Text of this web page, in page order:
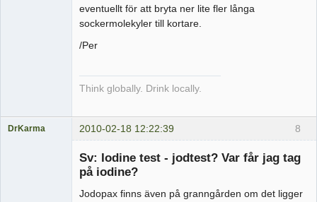
eventuellt för att bryta ner lite fler långa
sockermolekyler till kortare.
/Per
Think globally. Drink locally.
8
DrKarma 2010-02-18 12:22:39
Sv: Iodine test - jodtest? Var får jag tag
på iodine?
Jodopax finns även på granngården om det ligger